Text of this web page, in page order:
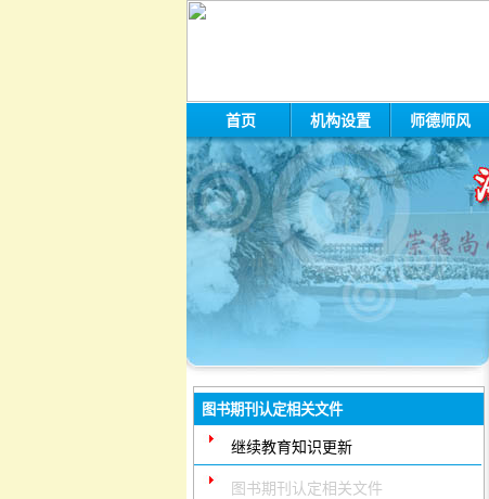
首页 机构设置 师德师风
图书期刊认定相关文件
继续教育知识更新
图书期刊认定相关文件